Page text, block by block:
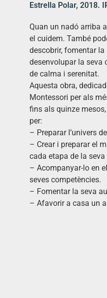
Estrella Polar, 2018.
Quan un nadó arriba
el cuidem. També
descobrir, fomentar
desenvolupar la seva
de calma i serenitat.
Aquesta obra,
Montessori per als
fins als quinze
per:
– Preparar l’univers
– Crear i preparar el
cada etapa de la
– Acompanyar-lo en
seves competències.
– Fomentar la seva
– Afavorir a casa un